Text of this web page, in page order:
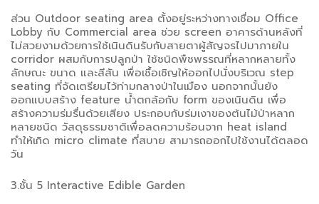
ส่วน Outdoor seating area ตั้งอยู่ระหว่างทางเชื่อม Office
Lobby กับ Commercial area ช่วย screen อาคารด้านหลังที่
ไม่สวยงามด้วยการใช้เนินดินรับกับสายตาผู้สัญจรไปมาภายใน
corridor ผสมกับการปลูกป่า ใช้ชนิดพืชพรรณที่หลากหลายทั้ง
ลักษณะ ขนาด และสีสัน เพื่อเชื้อเชิญให้ออกไปนั่งบริเวณ step
seating ที่จัดเตรียมไว้ท่ามกลางป่าในเมือง นอกจากนั้นยัง
ออกแบบสร้าง feature น้ำตกล้อกับ form ของเนินดิน เพื่อ
สร้างความร่มรื่นด้วยเสียง ประกอบกับร่มเงาของต้นไม้ป่าหลาก
หลายชนิด วัสดุธรรมชาติเพื่อลดความร้อนจาก heat island
ทำให้เกิด micro climate ที่สบาย สามารถออกไปใช้งานได้ตลอด
วัน
3.ชั้น 5 Interactive Edible Garden